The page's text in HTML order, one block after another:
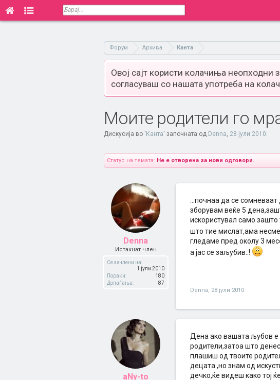
Форум Архива Канта
Овој сајт користи колачиња
согласуваш со нашата употреба на
Моите родители го
Дискусија во ' Канта' започната од Denna, 28 јули 2010.
Статус на темата: Не е отворена за нови одговори.
Denna
Истакнат член
Се зачлени на:
1 јули 2010
Пораки:
180
Допаѓања:
87
...почнаа да се
зборувам веќе 5
искористувал само зашто
што тие мислат,ама
гледаме пред околу 3
а јас се заљубив..!
Denna, 28 јули 2010
aNy-to
Дена ако вашата љубов е
родители,затоа што
плашиш од твоите
децата ,но знам од
дечко,ќе видеш како тој